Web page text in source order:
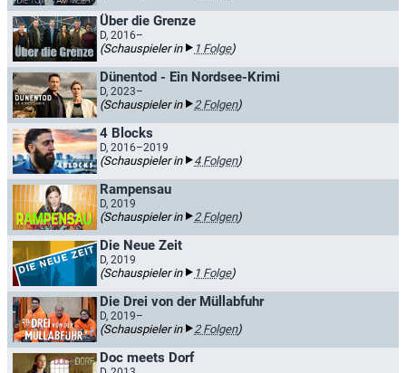
Über die Grenze
D, 2016–
(Schauspieler in 1 Folge)
Dünentod - Ein Nordsee-Krimi
D, 2023–
(Schauspieler in 2 Folgen)
4 Blocks
D, 2016–2019
(Schauspieler in 4 Folgen)
Rampensau
D, 2019
(Schauspieler in 2 Folgen)
Die Neue Zeit
D, 2019
(Schauspieler in 1 Folge)
Die Drei von der Müllabfuhr
D, 2019–
(Schauspieler in 2 Folgen)
Doc meets Dorf